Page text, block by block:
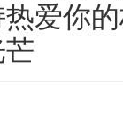
爱你